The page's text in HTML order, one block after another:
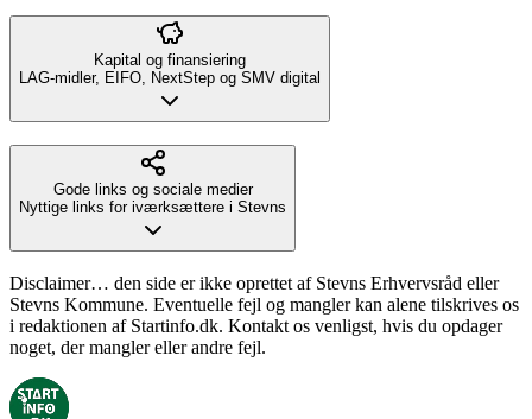
Kapital og finansiering
LAG-midler, EIFO, NextStep og SMV digital
Gode links og sociale medier
Nyttige links for iværksættere i Stevns
Disclaimer… den side er ikke oprettet af Stevns Erhvervsråd eller
Stevns Kommune. Eventuelle fejl og mangler kan alene tilskrives os
i redaktionen af Startinfo.dk. Kontakt os venligst, hvis du opdager
noget, der mangler eller andre fejl.